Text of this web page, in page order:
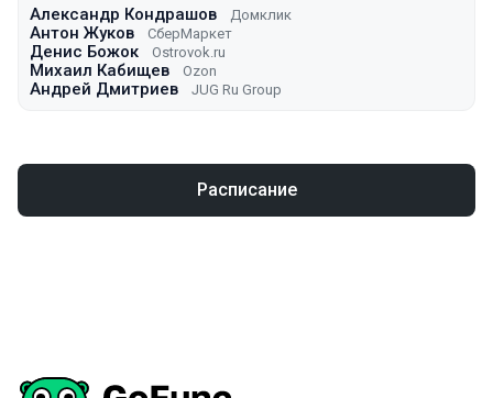
Александр Кондрашов Домклик
Антон Жуков СберМаркет
Денис Божок Ostrovok.ru
Михаил Кабищев Ozon
Андрей Дмитриев JUG Ru Group
Расписание